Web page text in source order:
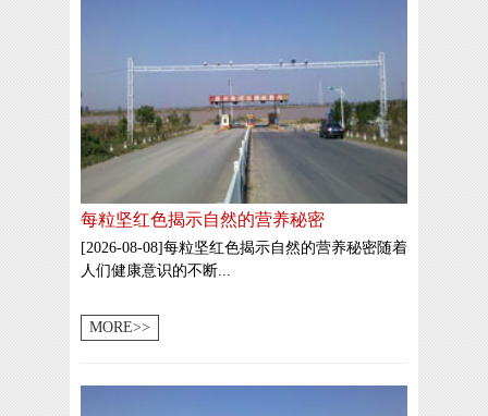
每粒坚红色揭示自然的营养秘密
[2026-08-08]每粒坚红色揭示自然的营养秘密随着
人们健康意识的不断...
MORE>>